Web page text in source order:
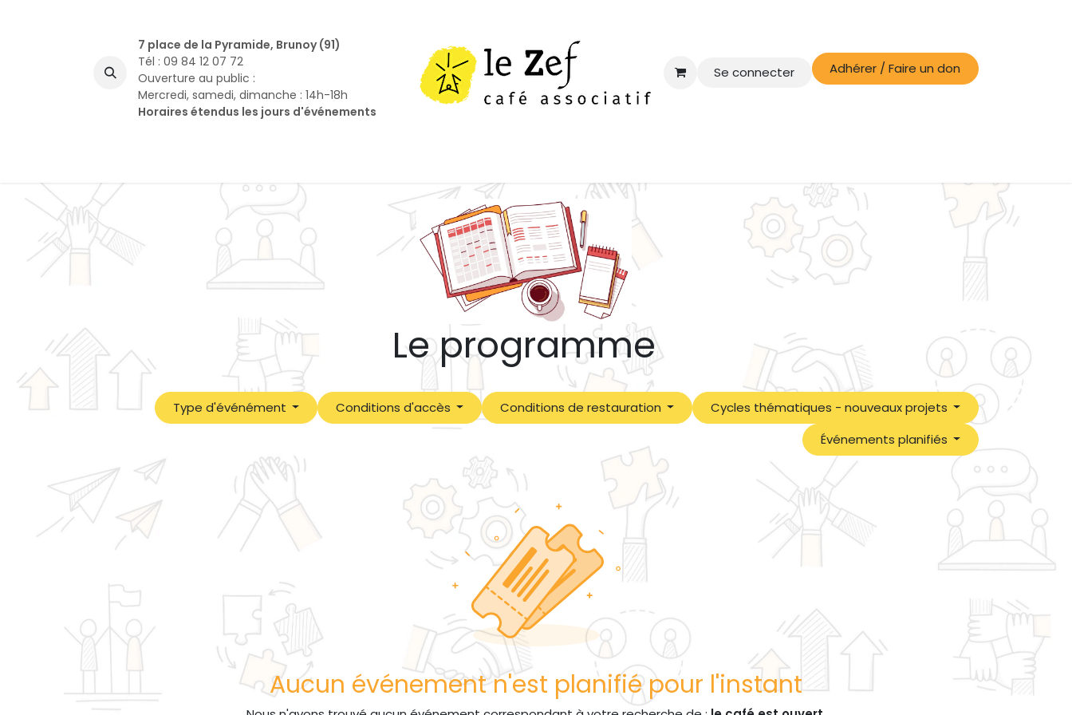
7 place de la Pyramide, Brunoy (91)
Tél : 09 84 12 07 72
Ouverture au public :
Mercredi, samedi, dimanche : 14h-18h
Horaires étendus les jours d'événements
Se connecter Adhérer / Faire un don
Le programme
Type d'événément Conditions d'accès Conditions de restauration
Cycles thématiques - nouveaux projets
Événements planifiés
Aucun événement n'est planifié pour l'instant